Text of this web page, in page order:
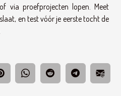
via proefprojecten lopen. Meet
en test vóór je eerste tocht de